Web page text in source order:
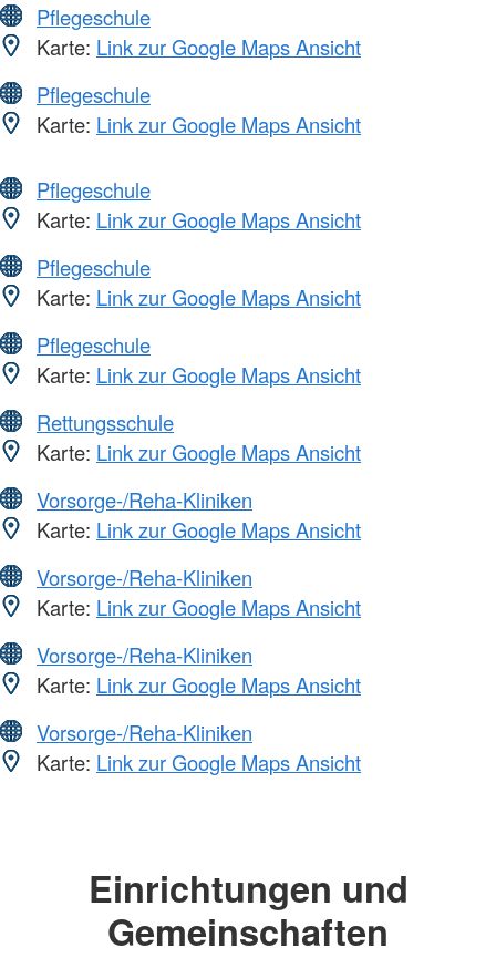
Pflegeschule
Karte: Link zur Google Maps Ansicht
Pflegeschule
Karte: Link zur Google Maps Ansicht
Pflegeschule
Karte: Link zur Google Maps Ansicht
Pflegeschule
Karte: Link zur Google Maps Ansicht
Pflegeschule
Karte: Link zur Google Maps Ansicht
Rettungsschule
Karte: Link zur Google Maps Ansicht
Vorsorge-/Reha-Kliniken
Karte: Link zur Google Maps Ansicht
Vorsorge-/Reha-Kliniken
Karte: Link zur Google Maps Ansicht
Vorsorge-/Reha-Kliniken
Karte: Link zur Google Maps Ansicht
Vorsorge-/Reha-Kliniken
Karte: Link zur Google Maps Ansicht
Einrichtungen und
Gemeinschaften